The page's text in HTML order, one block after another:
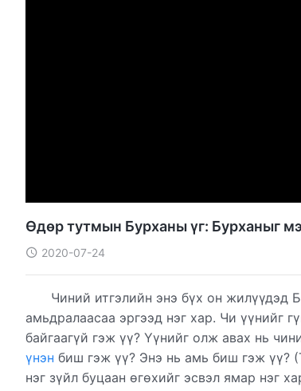
Өдөр тутмын Бурханы үг: Бурханыг
2020-07-24
Чиний итгэлийн энэ бүх он жилүүдэд
амьдралаасаа эргээд нэг хар. Чи үүнийг
байгаагүй гэж үү? Үүнийг олж авах нь
үнэн биш гэж үү? Энэ нь амь биш гэж үү?
нэг зүйл буцаан өгөхийг эсвэл ямар нэг